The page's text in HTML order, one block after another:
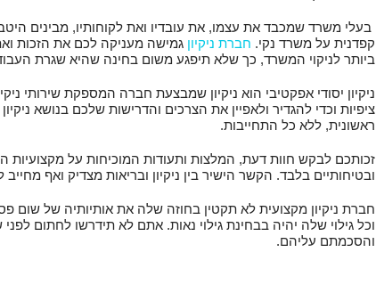
בעלי משרד שמכבד את עצמו, את עובדיו ואת לקוחותיו, מבינים
קפדנית על משרד נקי. חברת ניקיון גמישה מעניקה לכם את הזכות
ביותר לניקוי המשרד, כך שלא תיפגע משום בחינה שהיא שגרת
ניקיון יסודי אפקטיבי הוא ניקיון שמבצעת חברה המספקת שירותי
ציפיות וכדי להגדיר ולאפיין את הצרכים והדרישות שלכם בנושא
ראשונית, ללא כל התחייבות.
זכותכם לבקש חוות דעת, המלצות ותעודות המוכיחות על מקצועיות
ובטיחותיים בלבד. הקשר הישיר בין ניקיון ובריאות מצדיק ואף
חברת ניקיון מקצועית לא תקטין בחוזה שלה את אותיותיה של שום
וכל גילוי שלה יהיה בבחינת גילוי נאות. אתם לא תידרשו לחתום
והסכמתם עליהם.